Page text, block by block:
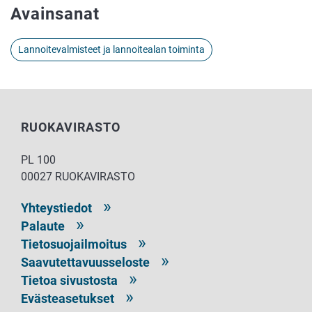
Avainsanat
Lannoitevalmisteet ja lannoitealan toiminta
RUOKAVIRASTO
PL 100
00027 RUOKAVIRASTO
Yhteystiedot
Palaute
Tietosuojailmoitus
Saavutettavuusseloste
Tietoa sivustosta
Evästeasetukset